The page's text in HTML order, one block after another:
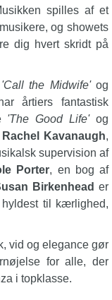
spilles af et
og showets
dig hvert skridt på
'Call the Midwife'og
årtiers fantastisk
'The Good Life'og
Rachel Kavanaugh,
supervision af
Porter, en bog af
Birkenhead er
til kærlighed,
vid og elegance gør
for alle, der
i topklasse.